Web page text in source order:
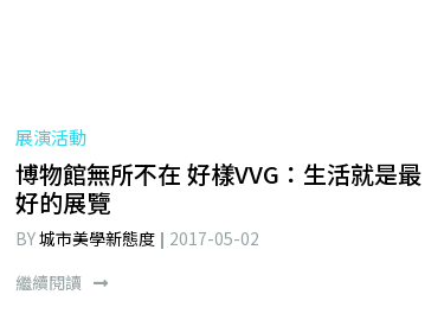
展演活動
博物館無所不在 好樣VVG：生活就是最
好的展覽
BY城市美學新態度
2017-05-02
繼續閱讀